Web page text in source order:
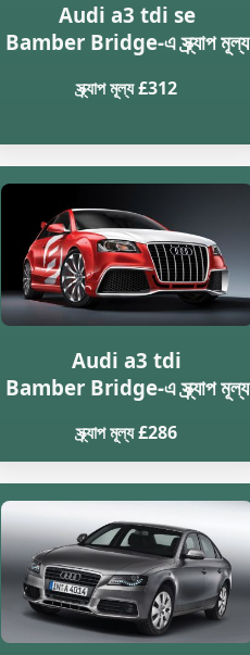
Audi a3 tdi se
Bamber Bridge-এ স্ক্র্যাপ মূল্য
স্ক্র্যাপ মূল্য £312
Audi a3 tdi
Bamber Bridge-এ স্ক্র্যাপ মূল্য
স্ক্র্যাপ মূল্য £286